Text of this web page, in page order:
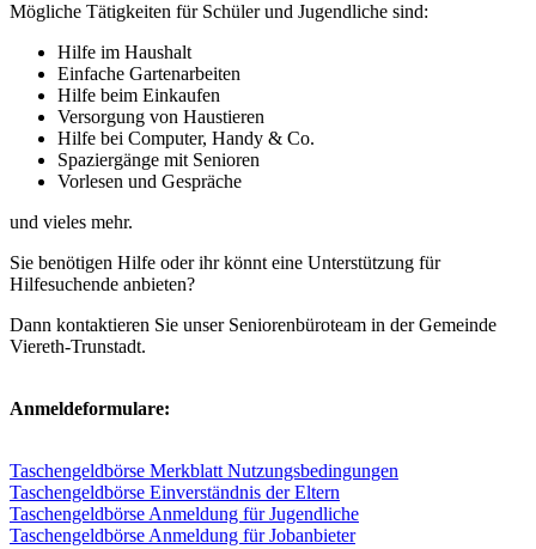
Mögliche Tätigkeiten für Schüler und Jugendliche sind:
Hilfe im Haushalt
Einfache Gartenarbeiten
Hilfe beim Einkaufen
Versorgung von Haustieren
Hilfe bei Computer, Handy & Co.
Spaziergänge mit Senioren
Vorlesen und Gespräche
und vieles mehr.
Sie benötigen Hilfe oder ihr könnt eine Unterstützung für
Hilfesuchende anbieten?
Dann kontaktieren Sie unser Seniorenbüroteam in der Gemeinde
Viereth-Trunstadt.
Anmeldeformulare:
Taschengeldbörse Merkblatt Nutzungsbedingungen
Taschengeldbörse Einverständnis der Eltern
Taschengeldbörse Anmeldung für Jugendliche
Taschengeldbörse Anmeldung für Jobanbieter